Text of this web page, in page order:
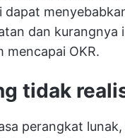
dapat
dan kurangnya
mencapai OKR.
tidak
perangkat